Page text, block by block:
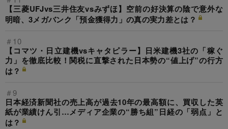
【三菱UFJvs三井住友vsみずほ】空前の好決算の陰で意外な
明暗、3メガバンク「預金獲得力」の真の実力差とは？
＃10
【コマツ・日立建機vsキャタピラー】日米建機3社の「稼ぐ
力」を徹底比較！関税に直撃された日本勢の“値上げ”の行方
は？
＃9
日本経済新聞社の売上高が過去10年の最高額に、買収した英
紙が業績けん引…メディア企業の“勝ち組”日経の「弱点」と
は？